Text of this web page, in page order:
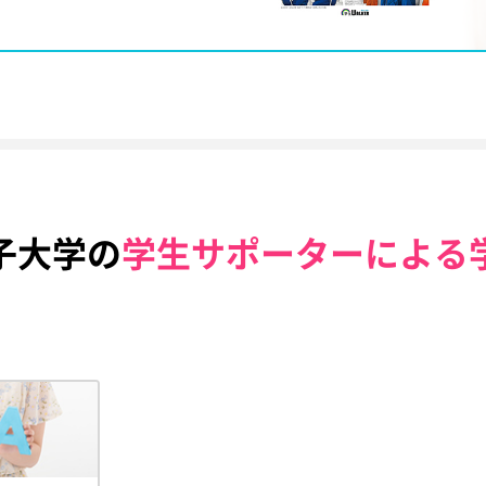
大学の学生サポーターによる